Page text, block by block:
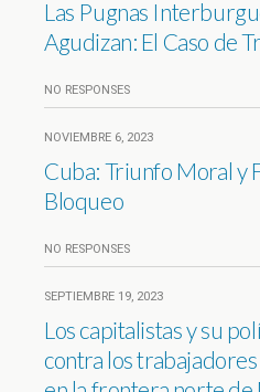
Las Pugnas
Agudizan: El Caso de
NO RESPONSES
NOVIEMBRE 6, 2023
Cuba: Triunfo Moral y
Bloqueo
NO RESPONSES
SEPTIEMBRE 19, 2023
Los capitalistas y su
contra los